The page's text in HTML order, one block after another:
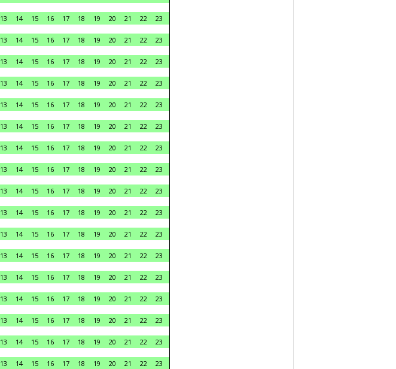
13 14 15 16 17 18 19 20 21 22
23
13 14 15 16 17 18 19 20 21 22
23
13 14 15 16 17 18 19 20 21 22
23
13 14 15 16 17 18 19 20 21 22
23
13 14 15 16 17 18 19 20 21 22
23
13 14 15 16 17 18 19 20 21 22
23
13 14 15 16 17 18 19 20 21 22
23
13 14 15 16 17 18 19 20 21 22
23
13 14 15 16 17 18 19 20 21 22
23
13 14 15 16 17 18 19 20 21 22
23
13 14 15 16 17 18 19 20 21 22
23
13 14 15 16 17 18 19 20 21 22
23
13 14 15 16 17 18 19 20 21 22
23
13 14 15 16 17 18 19 20 21 22
23
13 14 15 16 17 18 19 20 21 22
23
13 14 15 16 17 18 19 20 21 22
23
13 14 15 16 17 18 19 20 21 22
23